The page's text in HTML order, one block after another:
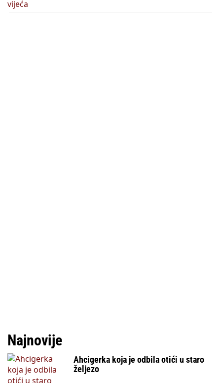
Najnovije
Ahcigerka koja je odbila otići u staro
željezo